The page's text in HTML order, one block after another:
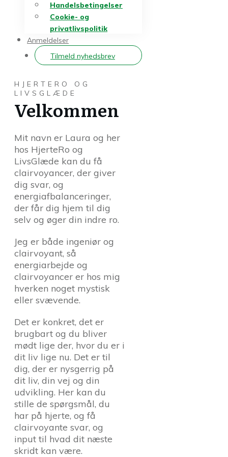
Handelsbetingelser
Cookie- og
privatlivspolitik
Anmeldelser
Tilmeld nyhedsbrev
HJERTERO OG
LIVSGLÆDE
Velkommen
Mit navn er Laura og her
hos HjerteRo og
LivsGlæde kan du få
clairvoyancer, der giver
dig svar, og
energiafbalanceringer,
der får dig hjem til dig
selv og øger din indre ro.
Jeg er både ingeniør og
clairvoyant, så
energiarbejde og
clairvoyancer er hos mig
hverken noget mystisk
eller svævende.
Det er konkret, det er
brugbart og du bliver
mødt lige der, hvor du er i
dit liv lige nu. Det er til
dig, der er nysgerrig på
dit liv, din vej og din
udvikling. Her kan du
stille de spørgsmål, du
har på hjerte, og få
clairvoyante svar, og
input til hvad dit næste
skridt kan være.